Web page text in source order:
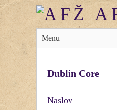
Menu
Dublin Core
Naslov